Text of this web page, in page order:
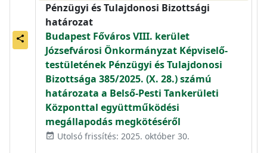
share
Pénzügyi és Tulajdonosi Bizottsági
határozat
Budapest Főváros VIII. kerület
Józsefvárosi Önkormányzat Képviselő-
testületének Pénzügyi és Tulajdonosi
Bizottsága 385/2025. (X. 28.) számú
határozata a Belső-Pesti Tankerületi
Központtal együttműködési
megállapodás megkötéséről
event_available Utolsó frissítés: 2025. október 30.